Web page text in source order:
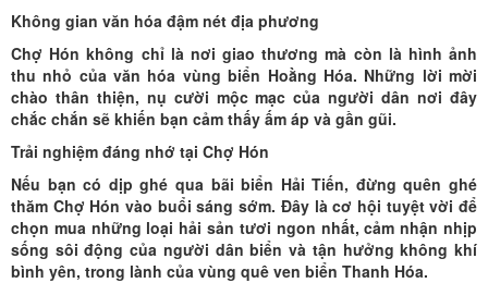
Không gian văn hóa đậm nét địa phương
Chợ Hón không chỉ là nơi giao thương mà còn là hình ảnh
thu nhỏ của văn hóa vùng biển Hoằng Hóa. Những lời mời
chào thân thiện, nụ cười mộc mạc của người dân nơi đây
chắc chắn sẽ khiến bạn cảm thấy ấm áp và gần gũi.
Trải nghiệm đáng nhớ tại Chợ Hón
Nếu bạn có dịp ghé qua bãi biển Hải Tiến, đừng quên ghé
thăm Chợ Hón vào buổi sáng sớm. Đây là cơ hội tuyệt vời để
chọn mua những loại hải sản tươi ngon nhất, cảm nhận nhịp
sống sôi động của người dân biển và tận hưởng không khí
bình yên, trong lành của vùng quê ven biển Thanh Hóa.